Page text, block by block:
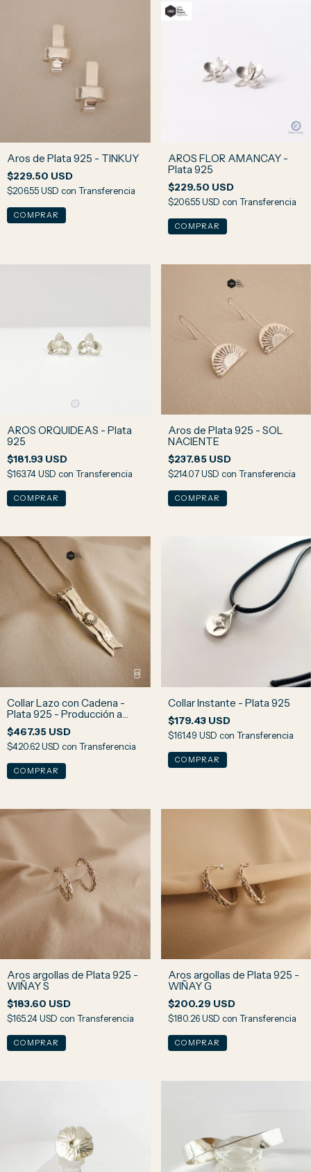
Aros de Plata 925 - TINKUY
$229.50 USD
$206.55 USD con Transferencia
AROS FLOR AMANCAY -
Plata 925
$229.50 USD
$206.55 USD con Transferencia
AROS ORQUIDEAS - Plata
925
$181.93 USD
$163.74 USD con Transferencia
Aros de Plata 925 - SOL
NACIENTE
$237.85 USD
$214.07 USD con Transferencia
Collar Lazo con Cadena -
Plata 925 - Producción a
pedido
$467.35 USD
$420.62 USD con Transferencia
Collar Instante - Plata 925
$179.43 USD
$161.49 USD con Transferencia
Aros argollas de Plata 925 -
WIÑAY S
$183.60 USD
$165.24 USD con Transferencia
Aros argollas de Plata 925 -
WIÑAY G
$200.29 USD
$180.26 USD con Transferencia